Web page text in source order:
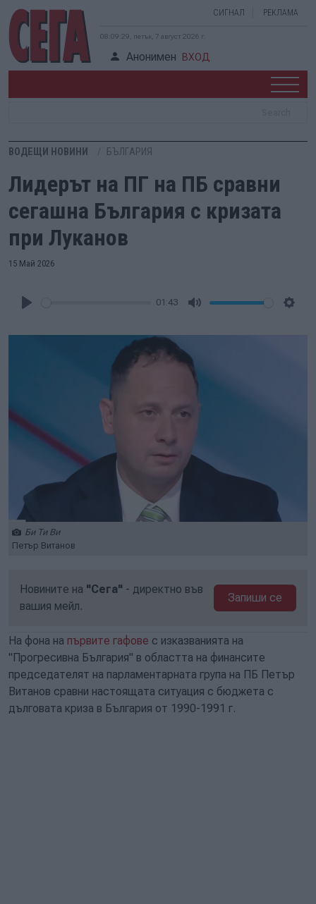
СИГНАЛ РЕКЛАМА
08:09:30, петък, 7 август 2026 г.
Анонимен ВХОД
ВОДЕЩИ НОВИНИ БЪЛГАРИЯ
Лидерът на ПГ на ПБ сравни
сегашна България с кризата
при Луканов
15 Май 2026
01:43
Би Ти Ви
Петър Витанов
Новините на "Сега" - директно във
вашия мейл.
Запиши се
На фона на първите гафове с изказванията на
"Прогресивна България" в областта на финансите
председателят на парламентарната група на ПБ Петър
Витанов сравни настоящата ситуация с бюджета с
дълговата криза в България от 1990-1991 г.